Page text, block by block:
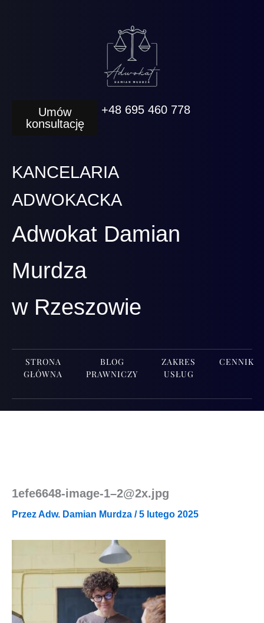
Umów
konsultację
+48 695 460 778
KANCELARIA
ADWOKACKA
Adwokat Damian
Murdza
w Rzeszowie
STRONA
GŁÓWNA
BLOG
PRAWNICZY
ZAKRES
USŁUG
CENNIK
1efe6648-image‑1–2@2x.jpg
PrzezAdw. Damian Murdza /5 lutego 2025